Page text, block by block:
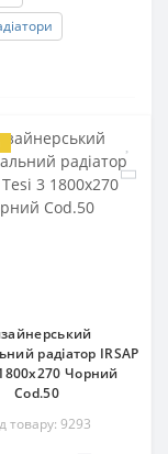
радіатор IRSAP
Чорний
Cod.50
товару: 9293